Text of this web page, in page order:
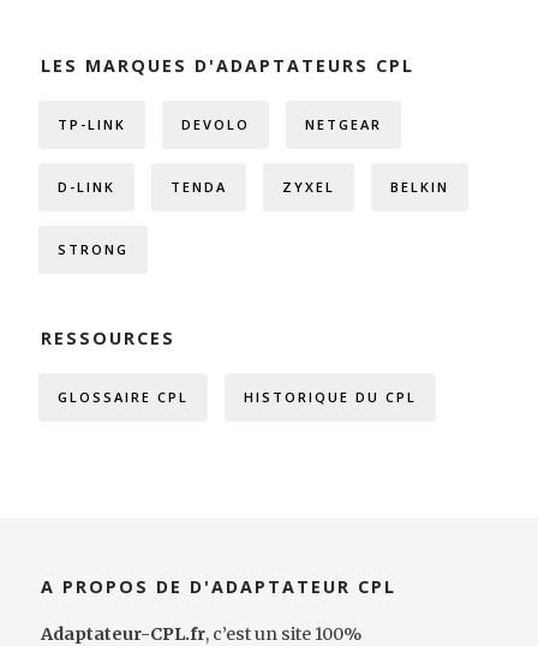
LES MARQUES D'ADAPTATEURS CPL
TP-LINK DEVOLO NETGEAR
D-LINK TENDA ZYXEL BELKIN
STRONG
RESSOURCES
GLOSSAIRE CPL HISTORIQUE DU CPL
A PROPOS DE D'ADAPTATEUR CPL
Adaptateur-CPL.fr, c’est un site 100%